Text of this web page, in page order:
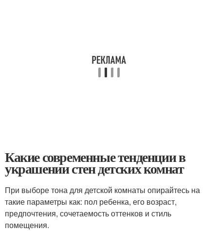
Какие современные тенденции в
украшении стен детских комнат
При выборе тона для детской комнаты опирайтесь на
такие параметры как: пол ребенка, его возраст,
предпочтения, сочетаемость оттенков и стиль
помещения.